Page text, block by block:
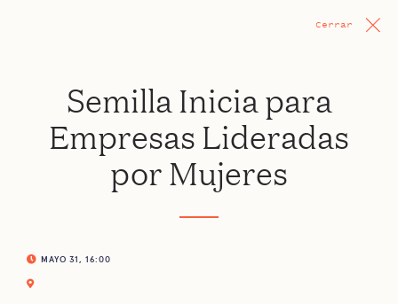
Cerrar
Semilla Inicia para
Empresas Lideradas
por Mujeres
MAYO 31, 16:00